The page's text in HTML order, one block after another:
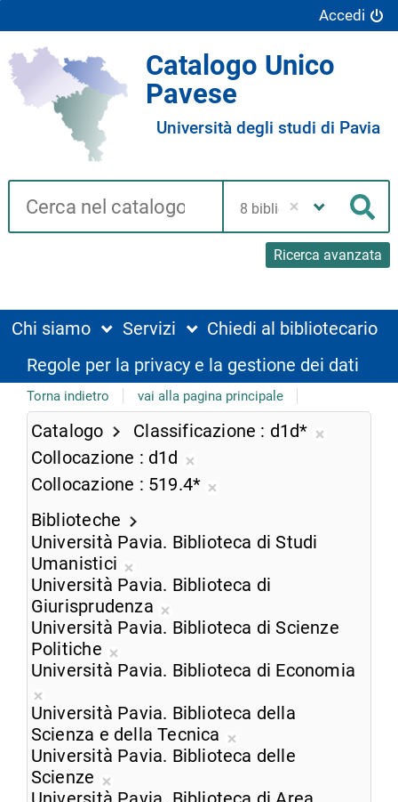
Accedi
Catalogo Unico
Pavese
Università degli studi di Pavia
Cerca su "Catalogo"
Ricerca avanzata
biblioteca
Chi siamo Servizi
Chiedi al bibliotecario
Regole per la privacy e la gestione dei dati
Torna indietro vai alla pagina principale
Catalogo Classificazione
d1d*
Collocazione
d1d
Rimuovi
dalla
corrente
Collocazione
519.4*
ricerca
Biblioteche
Università Pavia. Biblioteca di Studi
Umanistici
Rimuovi
dalla
ricerca
Università Pavia. Biblioteca di
Giurisprudenza
Rimuovi
ricerca
Università Pavia. Biblioteca di Scienze
Politiche
Rimuovi
ricerca
corrente
Università Pavia. Biblioteca di Economia
Rimuovi
dalla
ricerca
corrente
Università Pavia. Biblioteca della
Scienza e della Tecnica
Rimuovi
ricerca
Università Pavia. Biblioteca delle
Scienze
Rimuovi